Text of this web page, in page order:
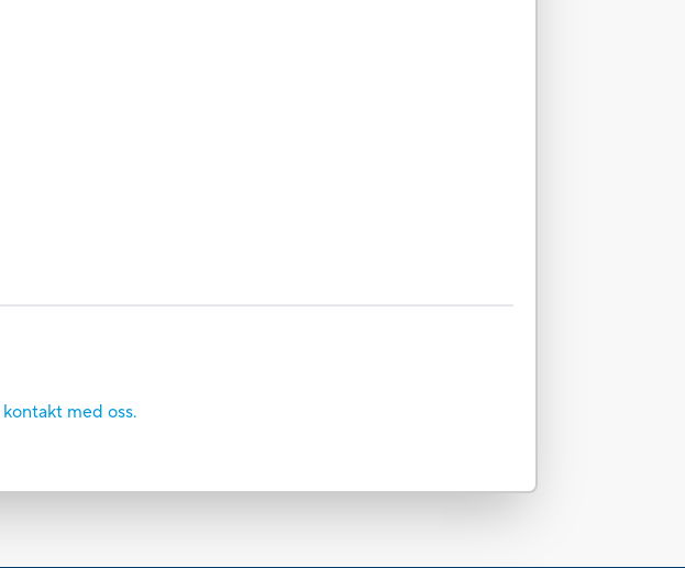
kontakt med oss.